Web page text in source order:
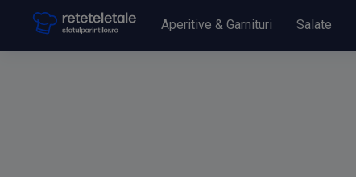
Aperitive & Garnituri Salate